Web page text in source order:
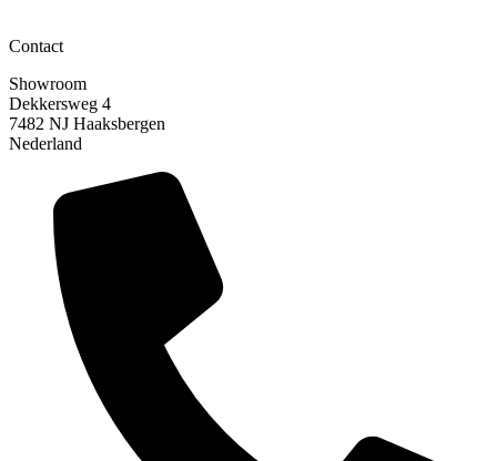
Contact
Showroom
Dekkersweg 4
7482 NJ Haaksbergen
Nederland